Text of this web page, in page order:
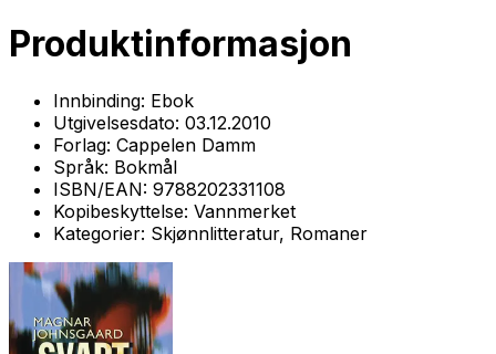
Produktinformasjon
Innbinding: Ebok
Utgivelsesdato: 03.12.2010
Forlag: Cappelen Damm
Språk: Bokmål
ISBN/EAN: 9788202331108
Kopibeskyttelse: Vannmerket
Kategorier: Skjønnlitteratur, Romaner